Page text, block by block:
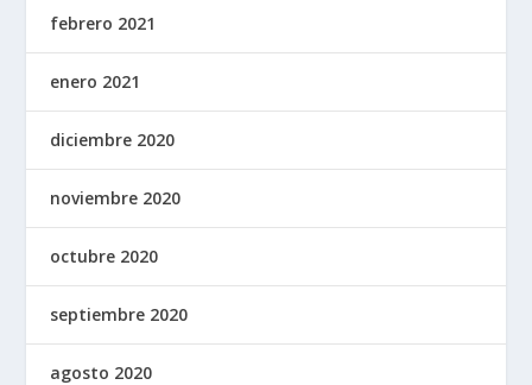
febrero 2021
enero 2021
diciembre 2020
noviembre 2020
octubre 2020
septiembre 2020
agosto 2020